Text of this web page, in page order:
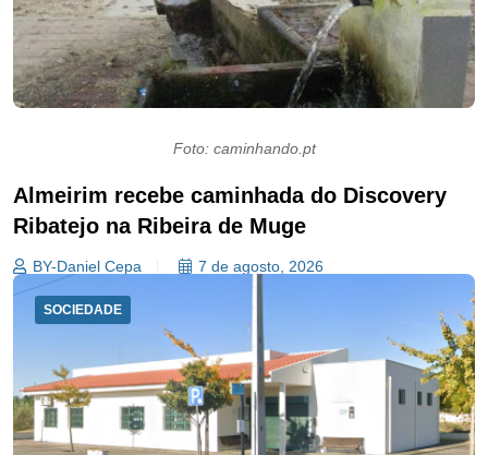
Foto: caminhando.pt
Almeirim recebe caminhada do Discovery
Ribatejo na Ribeira de Muge
BY-Daniel Cepa 7 de agosto, 2026
SOCIEDADE